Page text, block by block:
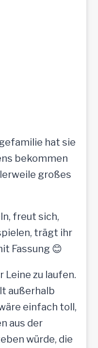
hat sie
bekommen
großes
freut sich,
trägt ihr
Fassung 😊
Leine zu laufen.
außerhalb
einfach toll,
aus der
würde, die